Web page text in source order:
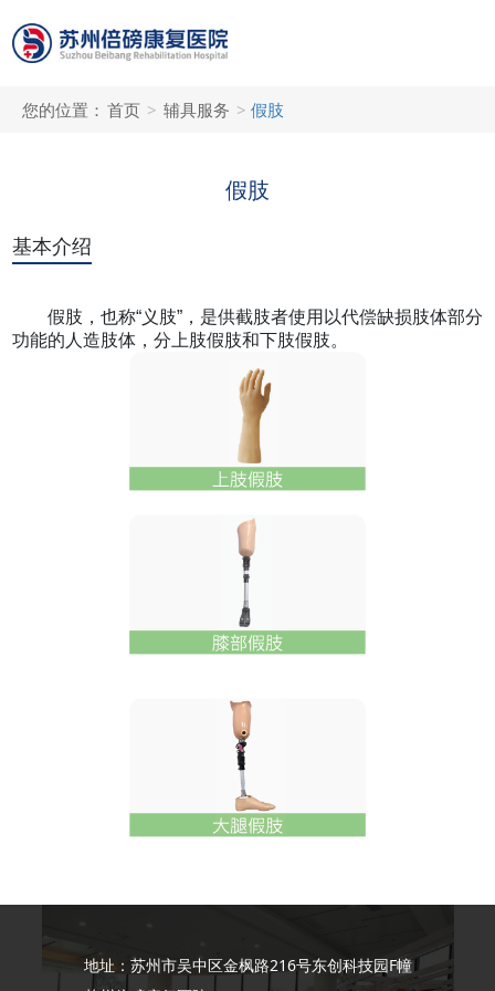
您的位置： 首页 > 辅具服务 > 假肢
假肢
基本介绍
假肢，也称“义肢”，是供截肢者使用以代偿缺损肢体部分
功能的人造肢体，分上肢假肢和下肢假肢。
地址：苏州市吴中区金枫路216号东创科技园F幢